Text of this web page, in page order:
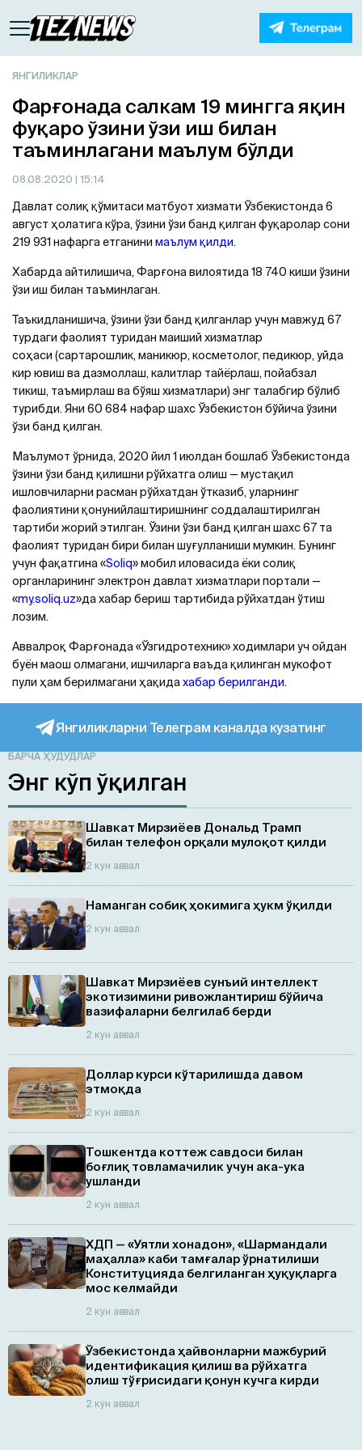
ЯНГИЛИКЛАР
Фарғонада салкам 19 мингга яқин
фуқаро ўзини ўзи иш билан
таъминлагани маълум бўлди
08.08.2020 | 15:14
Давлат солиқ қўмитаси матбуот хизмати Ўзбекистонда 6
август ҳолатига кўра, ўзини ўзи банд қилган фуқаролар сони
219 931 нафарга етганини маълум қилди.
Хабарда айтилишича, Фарғона вилоятида 18 740 киши ўзини
ўзи иш билан таъминлаган.
Таъкидланишича, ўзини ўзи банд қилганлар учун мавжуд 67
турдаги фаолият туридан маиший хизматлар
соҳаси (сартарошлик, маникюр, косметолог, педикюр, уйда
кир ювиш ва дазмоллаш, калитлар тайёрлаш, пойабзал
тикиш, таъмирлаш ва бўяш хизматлари) энг талабгир бўлиб
турибди. Яни 60 684 нафар шахс Ўзбекистон бўйича ўзини
ўзи банд қилган.
Маълумот ўрнида, 2020 йил 1 июлдан бошлаб Ўзбекистонда
ўзини ўзи банд қилишни рўйхатга олиш — мустақил
ишловчиларни расман рўйхатдан ўтказиб, уларнинг
фаолиятини қонунийлаштиришнинг соддалаштирилган
тартиби жорий этилган. Ўзини ўзи банд қилган шахс 67 та
фаолият туридан бири билан шуғулланиши мумкин. Бунинг
учун фақатгина «Soliq» мобил иловасида ёки cолиқ
органларининг электрон давлат хизматлари портали —
«my.soliq.uz»да хабар бериш тартибида рўйхатдан ўтиш
лозим.
Аввалроқ Фарғонада «Ўзгидротехник» ходимлари уч ойдан
буён маош олмагани, ишчиларга ваъда қилинган мукофот
пули ҳам берилмагани ҳақидахабар берилганди.
Янгиликларни Телеграм каналда кузатинг
БАРЧА ҲУДУДЛАР
Энг кўп ўқилган
Шавкат Мирзиёев Дональд Трамп
билан телефон орқали мулоқот қилди
2 кун аввал
Наманган собиқ ҳокимига ҳукм ўқилди
2 кун аввал
Шавкат Мирзиёев сунъий интеллект
экотизимини ривожлантириш бўйича
вазифаларни белгилаб берди
2 кун аввал
Доллар курси кўтарилишда давом
этмоқда
2 кун аввал
Тошкентда коттеж савдоси билан
боғлиқ товламачилик учун ака-ука
ушланди
2 кун аввал
ХДП — «Уятли хонадон», «Шармандали
маҳалла» каби тамғалар ўрнатилиши
Конституцияда белгиланган ҳуқуқларга
мос келмайди
2 кун аввал
Ўзбекистонда ҳайвонларни мажбурий
идентификация қилиш ва рўйхатга
олиш тўғрисидаги қонун кучга кирди
2 кун аввал